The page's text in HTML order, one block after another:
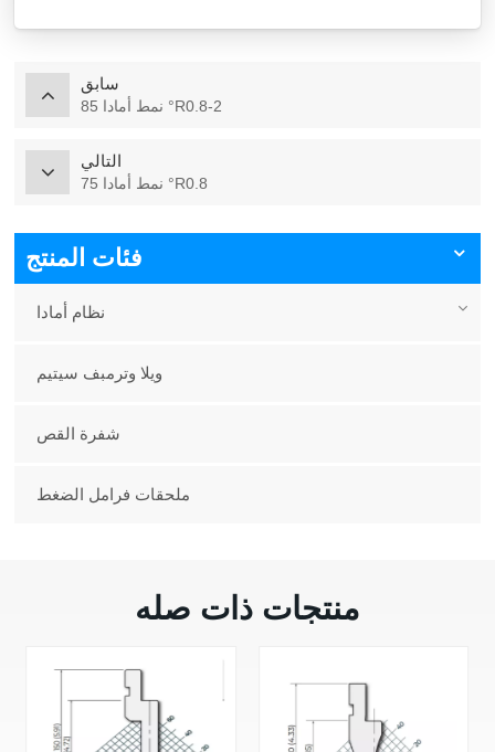
سابق
نمط أمادا 85 °R0.8-2
التالي
نمط أمادا 75 °R0.8
فئات المنتج
نظام أمادا
ويلا وترمبف سيتيم
شفرة القص
ملحقات فرامل الضغط
منتجات ذات صله